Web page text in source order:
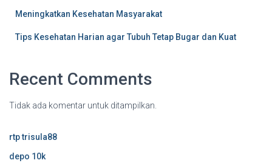
Meningkatkan Kesehatan Masyarakat
Tips Kesehatan Harian agar Tubuh Tetap Bugar dan Kuat
Recent Comments
Tidak ada komentar untuk ditampilkan.
rtp trisula88
depo 10k